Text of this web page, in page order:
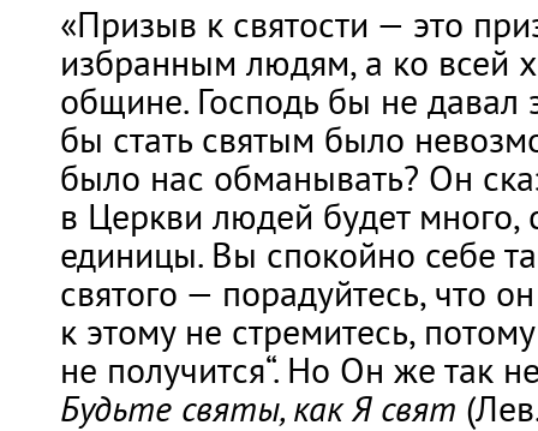
«Призыв к святости — это
избранным людям, а ко всей
общине. Господь бы не давал
бы стать святым было
было нас обманывать? Он
в Церкви людей будет много,
единицы. Вы спокойно себе
святого — порадуйтесь, что
к этому не стремитесь,
не получится“. Но Он же так
Будьте святы, как Я свят